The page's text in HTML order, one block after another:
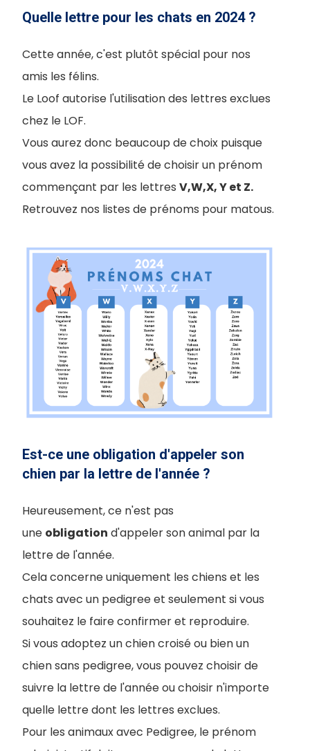
Quelle lettre pour les chats en 2024 ?
Cette année, c'est plutôt spécial pour nos
amis les félins.
Le Loof autorise l'utilisation des lettres exclues
chez le LOF.
Vous aurez donc beaucoup de choix puisque
vous avez la possibilité de choisir un prénom
commençant par les lettres V,W,X, Y et Z.
Retrouvez nos listes de prénoms pour matous.
Est-ce une obligation d'appeler son
chien par la lettre de l'année ?
Heureusement, ce n'est pas
une obligation d'appeler son animal par la
lettre de l'année.
Cela concerne uniquement les chiens et les
chats avec un pedigree et seulement si vous
souhaitez le faire confirmer et reproduire.
Si vous adoptez un chien croisé ou bien un
chien sans pedigree, vous pouvez choisir de
suivre la lettre de l'année ou choisir n'importe
quelle lettre dont les lettres exclues.
Pour les animaux avec Pedigree, le prénom